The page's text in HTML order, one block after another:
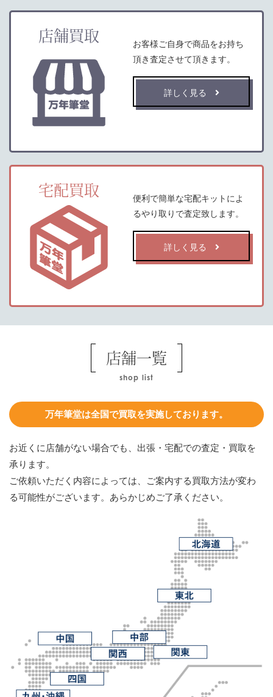
店舗買取
お客様ご自身で商品をお持ち
頂き査定させて頂きます。
詳しく見る
宅配買取
便利で簡単な宅配キットによ
るやり取りで査定致します。
詳しく見る
店舗一覧
shop list
万年筆堂は全国で買取を実施しております。
お近くに店舗がない場合でも、出張・宅配での査定・買取を
承ります。
ご依頼いただく内容によっては、ご案内する買取方法が変わ
る可能性がございます。あらかじめご了承ください。